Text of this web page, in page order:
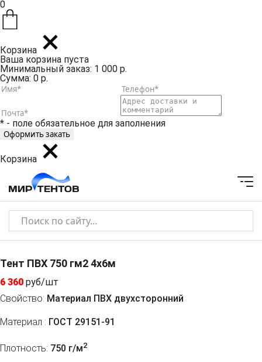
0
Корзина
Ваша корзина пуста
Минимальный заказ: 1 000 р.
Сумма: 0 р.
* - поле обязательное для заполнения
Корзина
Тент ПВХ 750 гм2 4x6м
6 360 руб/шт
Свойство: Материал ПВХ двухсторонний
Материал : ГОСТ 29151-91
Плотность: 750 г/м2